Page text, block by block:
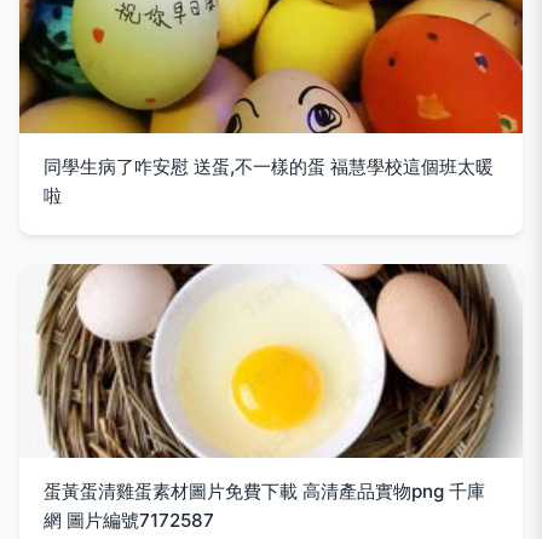
同學生病了咋安慰 送蛋,不一樣的蛋 福慧學校這個班太暖
啦
蛋黃蛋清雞蛋素材圖片免費下載 高清產品實物png 千庫
網 圖片編號7172587